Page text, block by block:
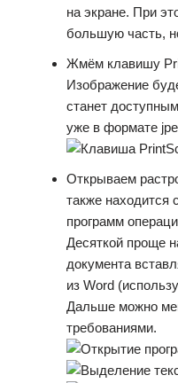
на экране. При
большую часть,
Жмём клавишу
Изображение
станет
уже в формате
Открываем
также находится
программ
Десяткой проще
документа
из Word
Дальше можно
требованиями.